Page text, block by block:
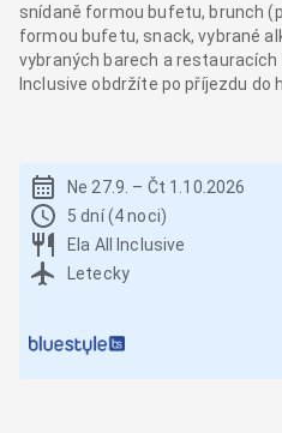
snídaně formou bufetu, brunch
formou bufetu, snack, vybrané
vybraných barech a restauracích
Inclusive obdržíte po příjezdu do
Ne 27.9. – Čt 1.10.2026
5 dní (4 noci)
Ela All Inclusive
Letecky